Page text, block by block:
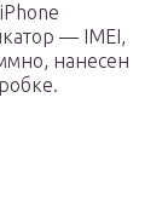
— IMEI,
нанесен